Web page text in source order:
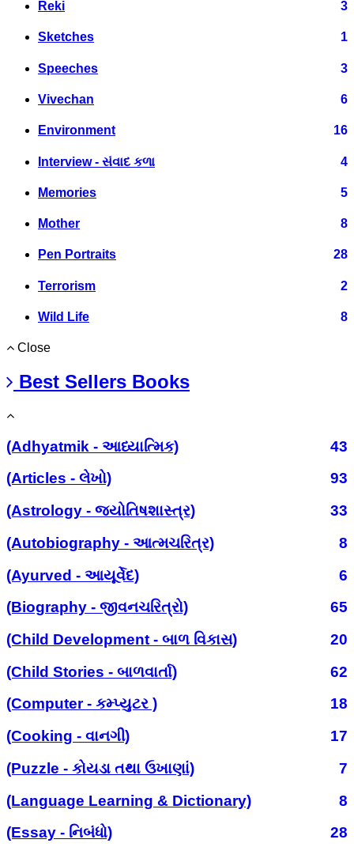
Reki 3
Sketches 1
Speeches 3
Vivechan 6
Environment 16
Interview - સંવાદ કળા 4
Memories 5
Mother 8
Pen Portraits 28
Terrorism 2
Wild Life 8
Close
Best Sellers Books
(Adhyatmik - આધ્યાત્મિક)
43
(Articles - લેખો)
93
(Astrology - જ્યોતિષશાસ્ત્ર)
33
(Autobiography - આત્મચરિત્ર)
8
(Ayurved - આયૂર્વેદ)
6
(Biography - જીવનચરિત્રો)
65
(Child Development - બાળ વિકાસ)
20
(Child Stories - બાળવાર્તા)
62
(Computer - કમ્પ્યુટર )
18
(Cooking - વાનગી)
17
(Puzzle - કોયડા તથા ઉખાણાં)
7
(Language Learning & Dictionary)
8
(Essay - નિબંધો)
28